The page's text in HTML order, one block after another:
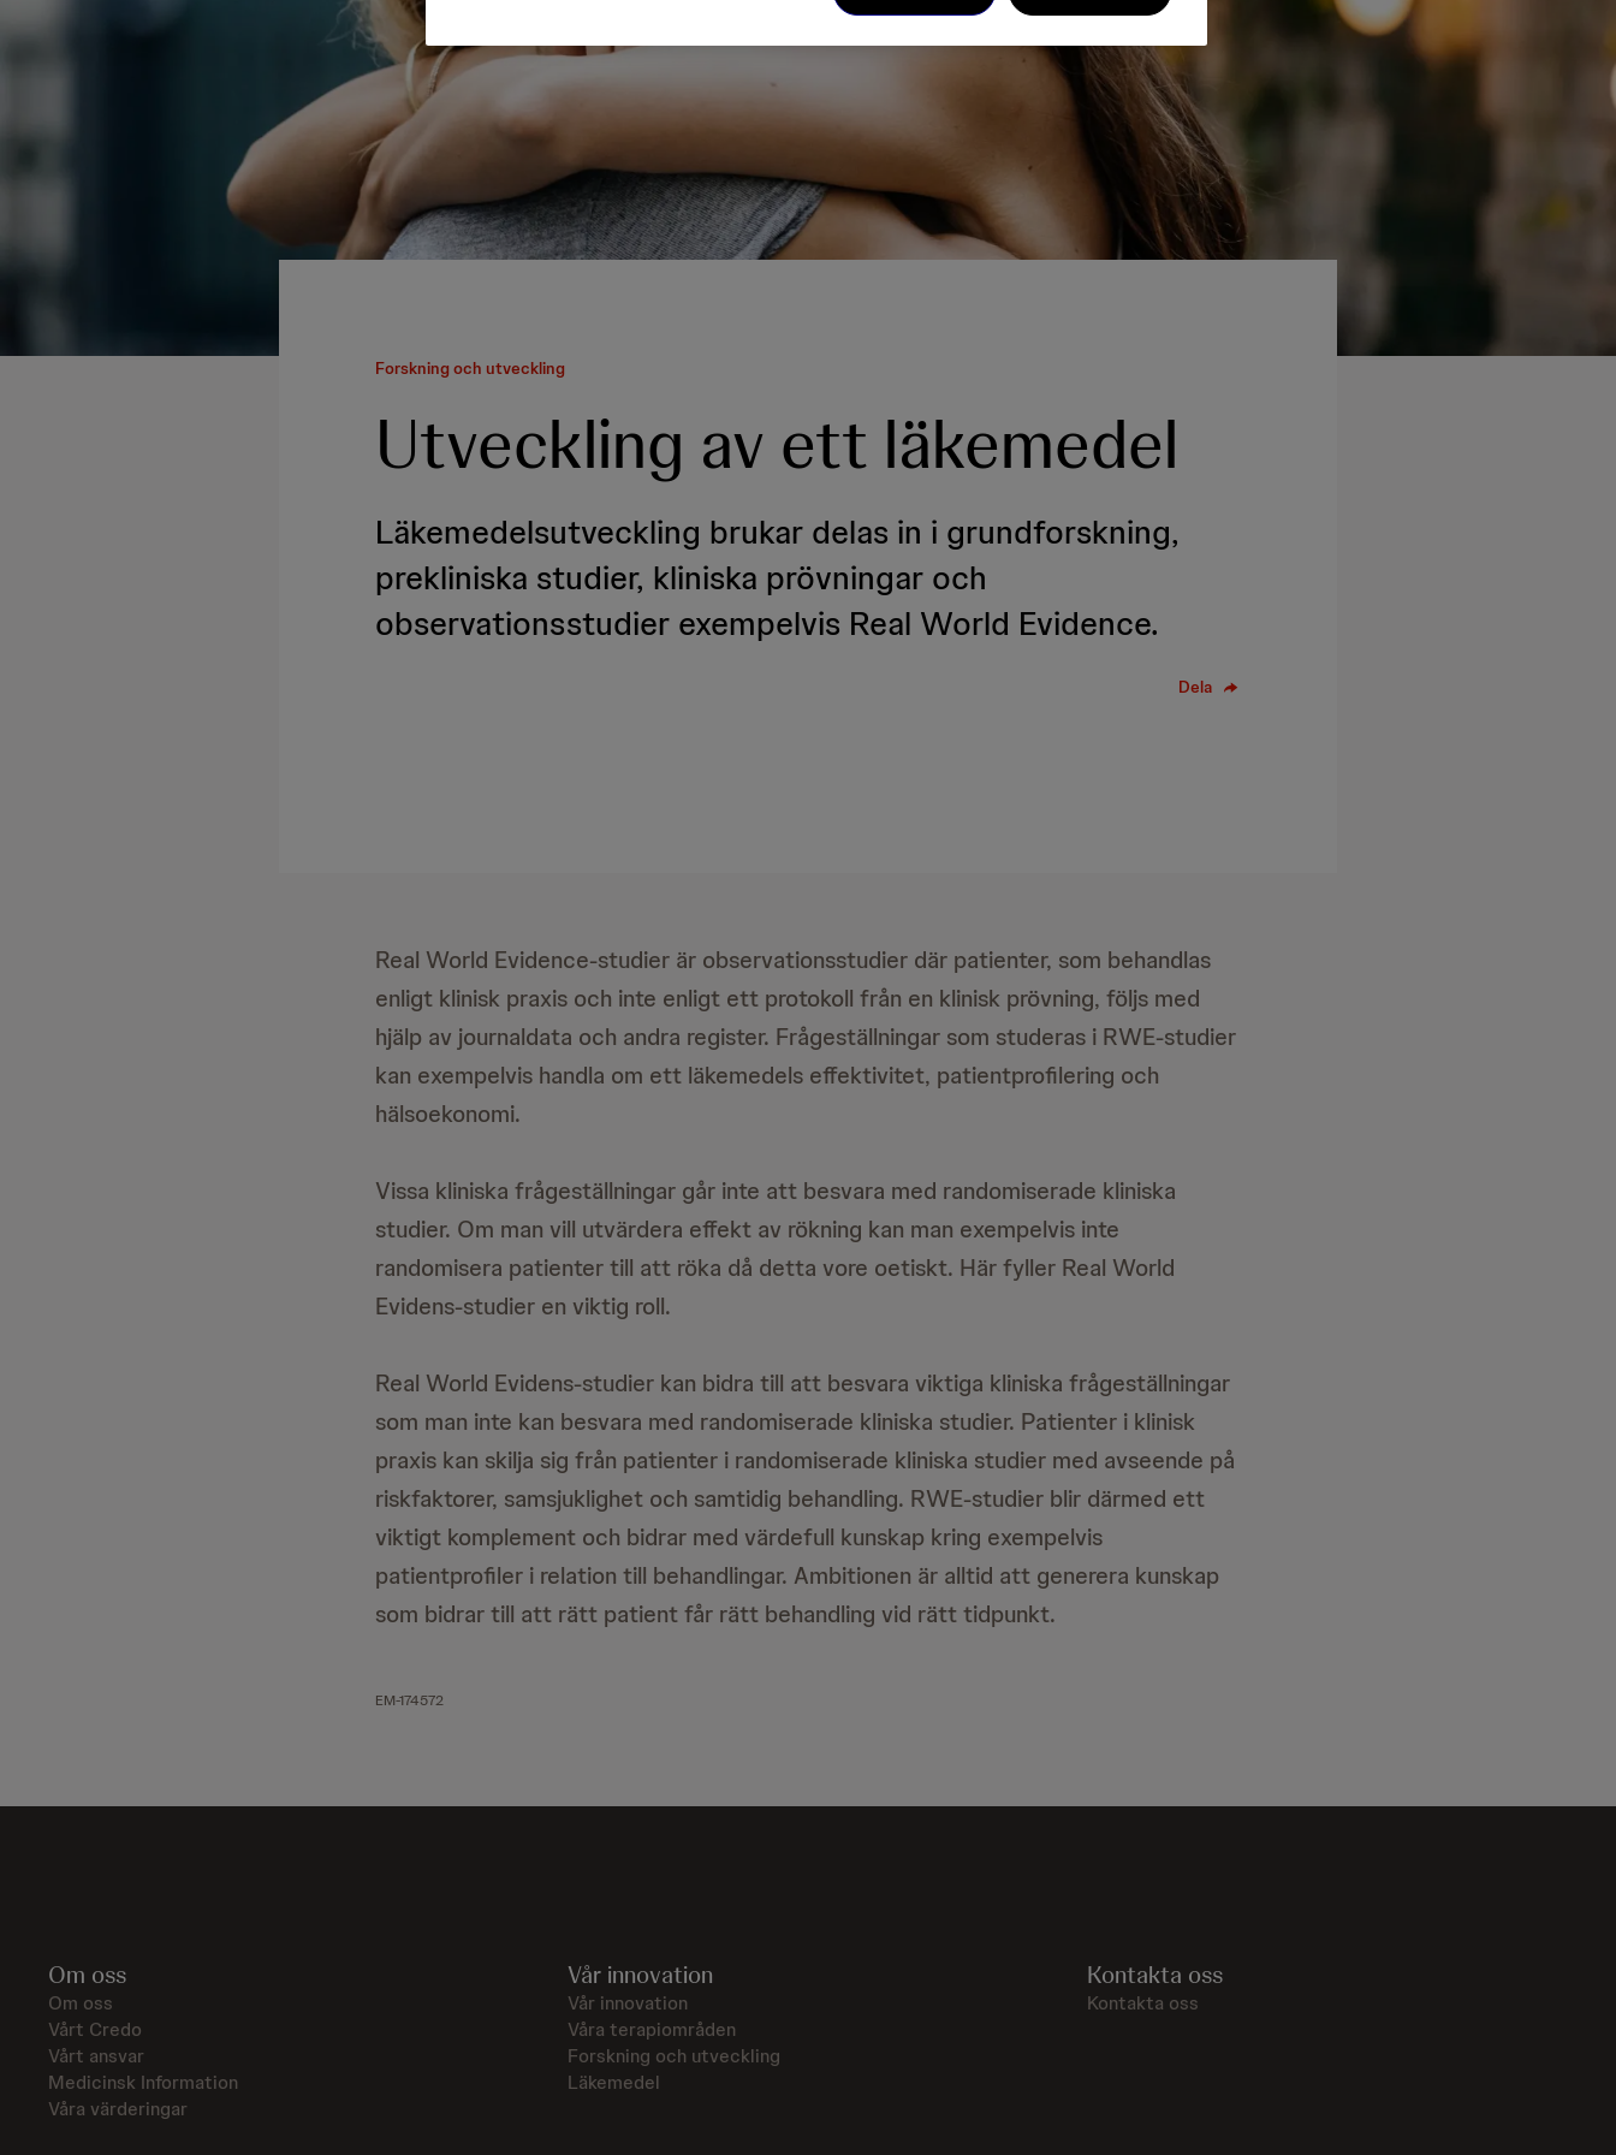
Forskning och utveckling
Utveckling av ett läkemedel
Läkemedelsutveckling brukar delas in i grundforskning,
prekliniska studier, kliniska prövningar och
observationsstudier exempelvis Real World Evidence.
Dela
Real World Evidence-studier är observationsstudier där patienter, som behandlas
enligt klinisk praxis och inte enligt ett protokoll från en klinisk prövning, följs med
hjälp av journaldata och andra register. Frågeställningar som studeras i RWE-studier
kan exempelvis handla om ett läkemedels effektivitet, patientprofilering och
hälsoekonomi.
Vissa kliniska frågeställningar går inte att besvara med randomiserade kliniska
studier. Om man vill utvärdera effekt av rökning kan man exempelvis inte
randomisera patienter till att röka då detta vore oetiskt. Här fyller Real World
Evidens-studier en viktig roll.
Real World Evidens-studier kan bidra till att besvara viktiga kliniska frågeställningar
som man inte kan besvara med randomiserade kliniska studier. Patienter i klinisk
praxis kan skilja sig från patienter i randomiserade kliniska studier med avseende på
riskfaktorer, samsjuklighet och samtidig behandling. RWE-studier blir därmed ett
viktigt komplement och bidrar med värdefull kunskap kring exempelvis
patientprofiler i relation till behandlingar. Ambitionen är alltid att generera kunskap
som bidrar till att rätt patient får rätt behandling vid rätt tidpunkt.
EM-174572
Om oss
Om oss
Vårt Credo
Vårt ansvar
Medicinsk Information
Våra värderingar
Vår innovation
Vår innovation
Våra terapiområden
Forskning och utveckling
Läkemedel
Kontakta oss
Kontakta oss